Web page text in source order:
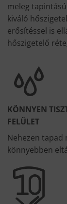
meleg
kiváló
erősítéssel is
hőszigetelő
KÖNNYEN
FELÜLET
Nehezen tapad
könnyebben